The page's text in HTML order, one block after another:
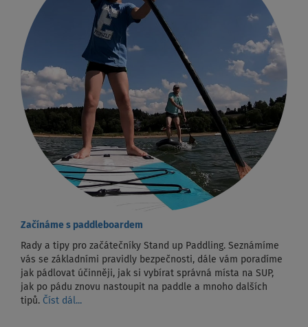
Začínáme s paddleboardem
Rady a tipy pro začátečníky Stand up Paddling. Seznámíme
vás se základními pravidly bezpečnosti, dále vám poradíme
jak pádlovat účinněji, jak si vybírat správná místa na SUP,
jak po pádu znovu nastoupit na paddle a mnoho dalších
tipů. Číst dál...